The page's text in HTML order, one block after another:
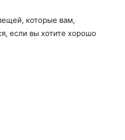
которые вам,
если вы хотите хорошо